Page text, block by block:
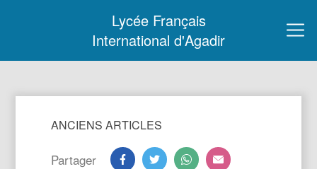
Lycée Français
International d'Agadir
ANCIENS ARTICLES
Partager